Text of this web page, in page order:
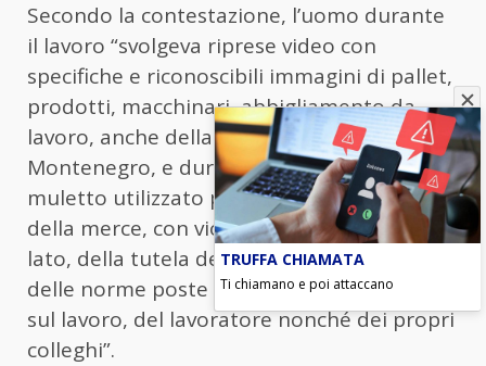
Secondo la contestazione, l’uomo durante
il lavoro “svolgeva riprese video con
specifiche e riconoscibili immagini di pallet,
prodotti, macchinari, abbigliamento da
lavoro, anche della società appaltante, la
Montenegro, e durante la guida del
muletto utilizzato per la movimentazione
della merce, con violazione pertanto, da un
lato, della tutela della privacy e, dall’altro,
delle norme poste a tutela della sicurezza
sul lavoro, del lavoratore nonché dei propri
colleghi”.
TRUFFA CHIAMATA
Ti chiamano e poi attaccano